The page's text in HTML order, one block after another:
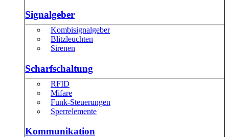
Signalgeber
Kombisignalgeber
Blitzleuchten
Sirenen
Scharfschaltung
RFID
Mifare
Funk-Steuerungen
Sperrelemente
Kommunikation